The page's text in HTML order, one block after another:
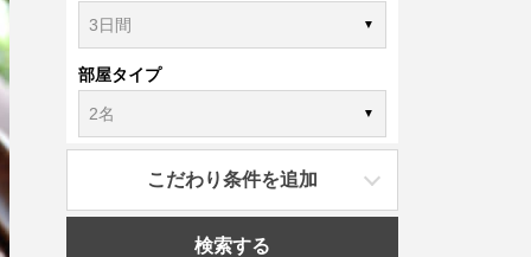
部屋タイプ
こだわり条件を追加
検索する